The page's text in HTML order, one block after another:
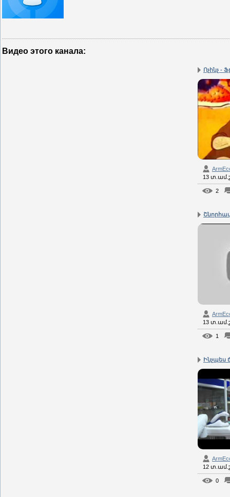
Видео этого канала:
Ոչինչ -
13
2
13
1
Ինչպես
12
0